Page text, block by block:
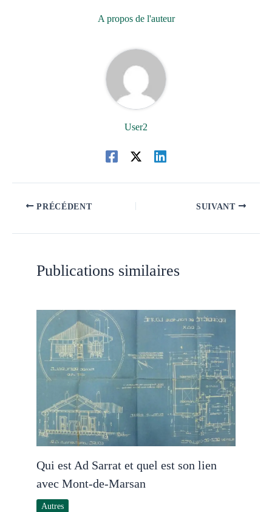
A propos de l'auteur
User2
PRÉCÉDENT SUIVANT
Publications similaires
Qui est Ad Sarrat et quel est son lien
avec Mont-de-Marsan
Autres